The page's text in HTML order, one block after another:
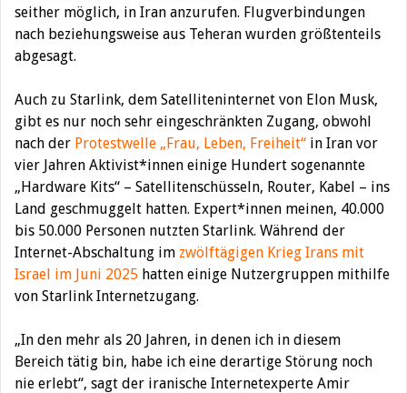
seither möglich, in Iran anzurufen. Flugverbindungen
nach beziehungsweise aus Teheran wurden größtenteils
abgesagt.
Auch zu Starlink, dem Satelliteninternet von Elon Musk,
gibt es nur noch sehr eingeschränkten Zugang, obwohl
nach der Protestwelle „Frau, Leben, Freiheit“ in Iran vor
vier Jahren Aktivist*innen einige Hundert sogenannte
„Hardware Kits“ – Satellitenschüsseln, Router, Kabel – ins
Land geschmuggelt hatten. Expert*innen meinen, 40.000
bis 50.000 Personen nutzten Starlink. Während der
Internet-Abschaltung im zwölftägigen Krieg Irans mit
Israel im Juni 2025 hatten einige Nutzergruppen mithilfe
von Starlink Internetzugang.
„In den mehr als 20 Jahren, in denen ich in diesem
Bereich tätig bin, habe ich eine derartige Störung noch
nie erlebt“, sagt der iranische Internetexperte Amir